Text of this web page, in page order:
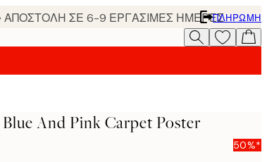
ΣΕ 6-9 ΕΡΓΑΣΙΜΕΣ ΗΜΕΡΕΣΠΛΗΡΩΜΉ
And Pink Carpet Poster
50%*